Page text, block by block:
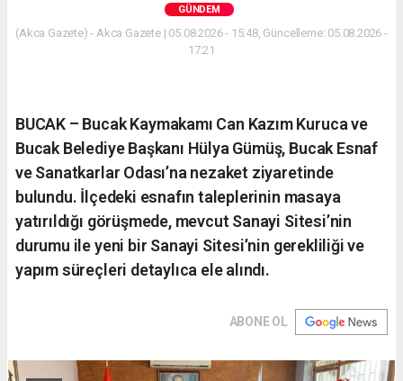
GÜNDEM
(Akca Gazete) - Akca Gazete | 05.08.2026 - 15:48, Güncelleme: 05.08.2026 -
17:21
BUCAK – Bucak Kaymakamı Can Kazım Kuruca ve
Bucak Belediye Başkanı Hülya Gümüş, Bucak Esnaf
ve Sanatkarlar Odası’na nezaket ziyaretinde
bulundu. İlçedeki esnafın taleplerinin masaya
yatırıldığı görüşmede, mevcut Sanayi Sitesi’nin
durumu ile yeni bir Sanayi Sitesi’nin gerekliliği ve
yapım süreçleri detaylıca ele alındı.
ABONE OL